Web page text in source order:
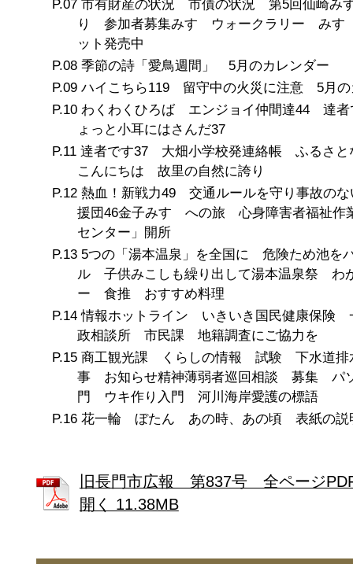
市有財産の状況 市債の状況 第5回仙崎み
り 参加者募集みすゞウォークラリー みす
ット発売中
季節の詩「愛鳥週間」 5月のカレンダー
ハイこちら119 留守中の火災に注意 5月の
わくわくひろば エンジョイ仲間達44 達
ょっと小耳にはさんだ37
達者です37 大畑小学校発連絡帳 ふるさ
こんにちは 故里の自然に誇り
熱血！新戦力49 交通ルールを守り事故の
援団46金子みすゞへの旅 心身障害者福祉作
センター」開所
5つの「湯本温泉」を全国に 危険ため池を
ル 子供みこしも繰り出して湯本温泉祭 わ
ー 食推 おすすめ料理
情報ホットライン いきいき国民健康保険
政相談所 市民課 地籍調査にご協力を
商工観光課 くらしの情報 試験 下水道排
事 お知らせ精神薄弱者巡回相談 募集 パ
門 ウキ作り入門 河川海岸愛護の標語
花一輪 ぼたん あの時、あの頃 表紙の
旧長門市広報 第837号 全ページ
開く 11.38MB